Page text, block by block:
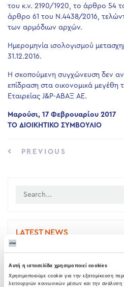
Αυτή η ιστοσελίδα χρησιμοποιεί cookies
Χρησιμοποιούμε cookie για την εξατομίκευση
λειτουργιών κοινωνικών μέσων και την ανάλυση
του κ.ν. 2190/1920, το άρθρο 54
άρθρο 61 του Ν.4438/2016,
των αρμόδιων αρχών.
Ημερομηνία ισολογισμού
31.12.2016.
Η σκοπούμενη συγχώνευση δεν
επίδραση στα οικονομικά μεγέθη
Εταιρείας J&P-ΑΒΑΞ AE.
Μαρούσι, 17 Φεβρουαρίου 2017
ΤΟ ΔΙΟΙΚΗΤΙΚΟ ΣΥΜΒΟΥΛΙΟ
PREVIOUS
LATEST NEWS
Υπογραφή
Θερμοηλεκτρική
05 ΑΥΓΟΎΣΤΟΥ